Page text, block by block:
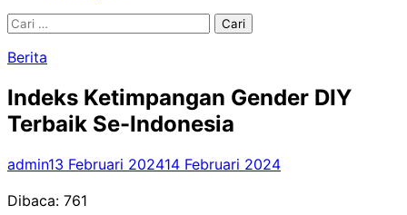
Cari
Berita
Indeks Ketimpangan Gender DIY
Terbaik Se-Indonesia
admin13 Februari 202414 Februari 2024
Dibaca: 761